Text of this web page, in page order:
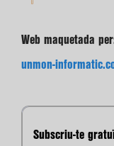
Web maquetada
unmon-
Subscriu-te